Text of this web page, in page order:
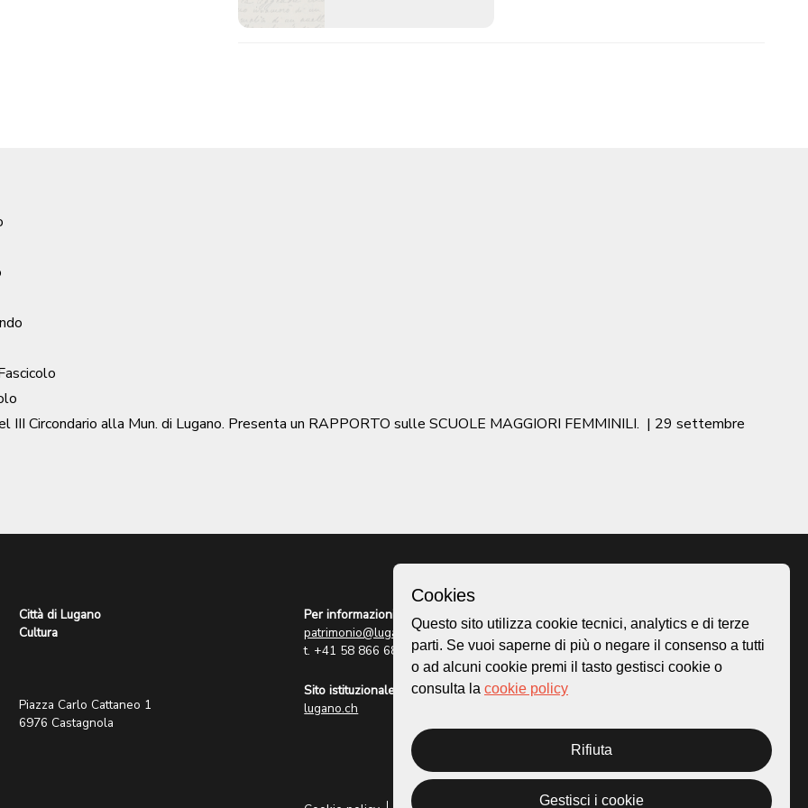
Circondario alla Mun. di Lugano. Presenta un RAPPORTO sulle SCUOLE MAGGIORI FEMMINILI. | 29 settembre
Città di Lugano
Cultura
Piazza Carlo Cattaneo 1
6976 Castagnola
Per informazioni:
patrimonio@lugano.ch
t. +41 58 866 68 50
Sito istituzionale:
lugano.ch
Homepage
Mappa
Storie
Cookies
Questo sito utilizza cookie tecnici, analytics e di terze
parti. Se vuoi saperne di più o negare il consenso a tutti
o ad alcuni cookie premi il tasto gestisci cookie o
consulta la cookie policy
Rifiuta
Gestisci i cookie